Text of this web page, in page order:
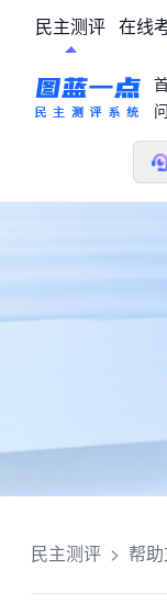
民主测评 在线
民主测评 > 帮